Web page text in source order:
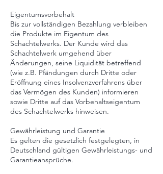
Eigentumsvorbehalt
Bis zur vollständigen Bezahlung verbleiben
die Produkte im Eigentum des
Schachtelwerks. Der Kunde wird das
Schachtelwerk umgehend über
Änderungen, seine Liquidität betreffend
(wie z.B. Pfändungen durch Dritte oder
Eröffnung eines Insolvenzverfahrens über
das Vermögen des Kunden) informieren
sowie Dritte auf das Vorbehaltseigentum
des Schachtelwerks hinweisen.
Gewährleistung und Garantie
Es gelten die gesetzlich festgelegten, in
Deutschland gültigen Gewährleistungs- und
Garantieansprüche.